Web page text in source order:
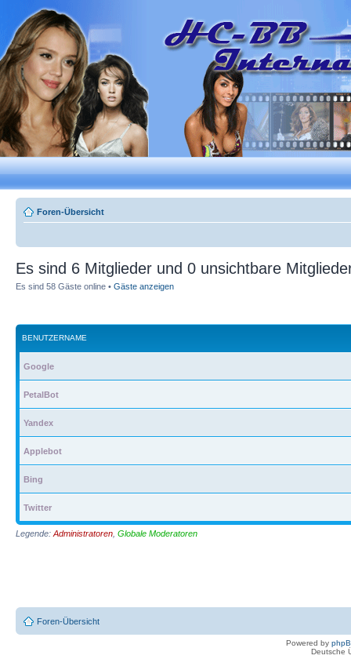
Foren-Übersicht
Es sind 6 Mitglieder und 0 unsichtbare
Es sind 58 Gäste online • Gäste anzeigen
BENUTZERNAME
Google
PetalBot
Yandex
Applebot
Bing
Twitter
Legende: Administratoren Globale Moderatoren
Foren-Übersicht
Powered by
Deutsche